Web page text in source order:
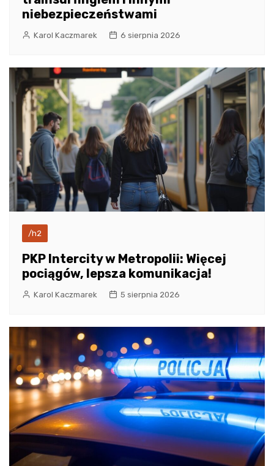
niebezpieczeństwami
Karol Kaczmarek 6 sierpnia 2026
/h2
PKP Intercity w Metropolii: Więcej
pociągów, lepsza komunikacja!
Karol Kaczmarek 5 sierpnia 2026